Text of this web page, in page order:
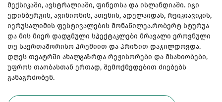
მექსიკაში, ავსტრალიაში, ფინეთსა და ისლანდიაში. იგი
ედინბურგის, ავინიონის, ათენის, ადელაიდას, რეიკიავიკის,
იერუსალიმის ფესტივალების მონაწილეა.რობერტ სტურუა
და მის მიერ დადგმული სპექტაკლები მრავალი ეროვნული
თუ საერთაშორისო პრემიით და პრიზით დაჯილდოვდა.
დღეს თეატრში ახალგაზრდა რეჟისორები და მსახიობები,
უფროს თაობასთან ერთად, შემოქმედებით ძიებებს
განაგრძობენ.